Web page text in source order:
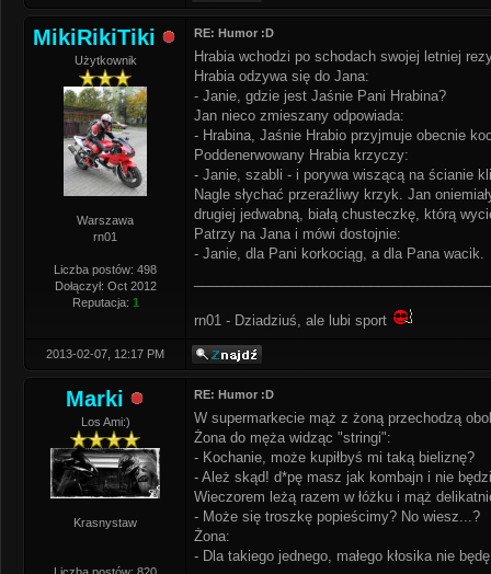
MikiRikiTiki
Użytkownik
Warszawa
rn01
Liczba postów: 498
Dołączył: Oct 2012
Reputacja: 1
RE: Humor :D
Hrabia wchodzi po schodach swojej letniej
Hrabia odzywa się do Jana:
- Janie, gdzie jest Jaśnie Pani Hrabina?
Jan nieco zmieszany odpowiada:
- Hrabina, Jaśnie Hrabio przyjmuje obecnie
Poddenerwowany Hrabia krzyczy:
- Janie, szabli - i porywa wiszącą na ścianie
Nagle słychać przeraźliwy krzyk. Jan
drugiej jedwabną, białą chusteczkę, którą
Patrzy na Jana i mówi dostojnie:
- Janie, dla Pani korkociąg, a dla Pana wacik.
rn01 - Dziadziuś, ale lubi sport
2013-02-07, 12:17 PM
Marki
Los Ami:)
Krasnystaw
RE: Humor :D
W supermarkecie mąż z żoną przechodzą
Żona do męża widząc "stringi":
- Kochanie, może kupiłbyś mi taką bieliznę?
- Ależ skąd! d*pę masz jak kombajn i nie
Wieczorem leżą razem w łóżku i mąż
- Może się troszkę popieścimy? No wiesz...?
Żona:
- Dla takiego jednego, małego kłosika nie